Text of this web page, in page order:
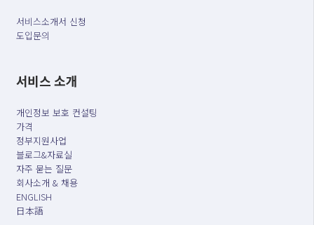
서비스소개서 신청
도입문의
서비스 소개
개인정보 보호 컨설팅
가격
정부지원사업
블로그&자료실
자주 묻는 질문
회사소개 & 채용
ENGLISH
日本語